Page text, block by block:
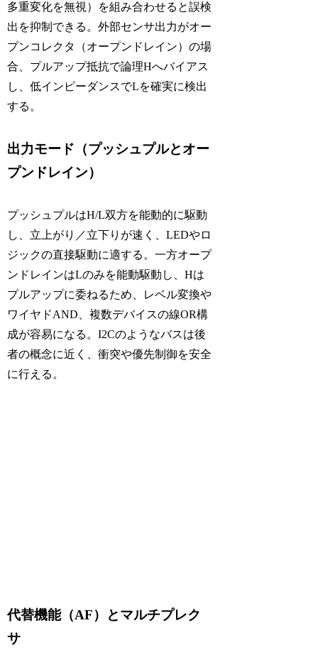
多重変化を無視）を組み合わせると誤検
出を抑制できる。外部センサ出力がオー
プンコレクタ（オープンドレイン）の場
合、プルアップ抵抗で論理Hへバイアス
し、低インピーダンスでLを確実に検出
する。
出力モード（プッシュプルとオー
プンドレイン）
プッシュプルはH/L双方を能動的に駆動
し、立上がり／立下りが速く、LEDやロ
ジックの直接駆動に適する。一方オープ
ンドレインはLのみを能動駆動し、Hは
プルアップに委ねるため、レベル変換や
ワイヤドAND、複数デバイスの線OR構
成が容易になる。I2Cのようなバスは後
者の概念に近く、衝突や優先制御を安全
に行える。
代替機能（AF）とマルチプレク
サ